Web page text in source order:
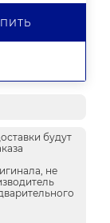
будут
не